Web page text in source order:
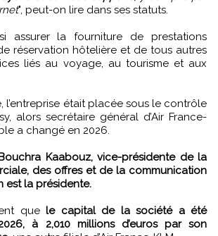
", peut-on lire dans ses statuts.
assurer la fourniture de prestations
réservation hôtelière et de tous autres
liés au voyage, au tourisme et aux
l’entreprise était placée sous le contrôle
alors secrétaire général d’Air France-
a changé en 2026.
Kaabouz, vice-présidente de la
des offres et de la communication
est la présidente.
que le capital de la société a été
à 2,010 millions d’euros par son